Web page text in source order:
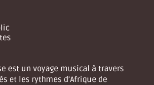
est un voyage musical à travers
et les rythmes d’Afrique de